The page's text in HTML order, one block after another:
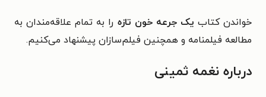
خواندن کتاب یک جرعه خون تازه را به تمام علاقه‌مندان به
مطالعه فیلمنامه و همچنین فیلم‌سازان پیشنهاد می‌کنیم.
درباره نغمه ثمینی